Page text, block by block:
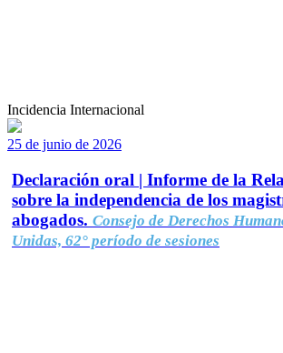
Incidencia Internacional
25 de junio de 2026
Declaración oral | Informe de la
sobre la independencia de los
abogados. Consejo de Derechos
Unidas, 62° período de sesiones